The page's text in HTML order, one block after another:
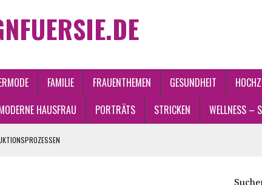
FAMILIE FRAUENTHEMEN GESUNDHEIT
HAUSFRAU PORTRÄTS STRICKEN WELLNESS –